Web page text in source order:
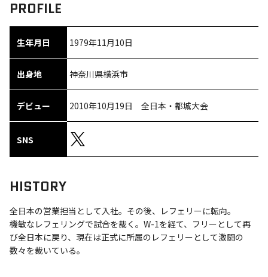
PROFILE
生年月日 1979年11月10日
出身地 神奈川県横浜市
デビュー 2010年10月19日 全日本・都城大会
SNS
HISTORY
全日本の営業担当として入社。その後、レフェリーに転向。
機敏なレフェリングで試合を裁く。W-1を経て、フリーとして再
び全日本に戻り、現在は正式に所属のレフェリーとして激闘の
数々を裁いている。